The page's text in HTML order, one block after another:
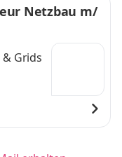
Netzbau m/
& Grids